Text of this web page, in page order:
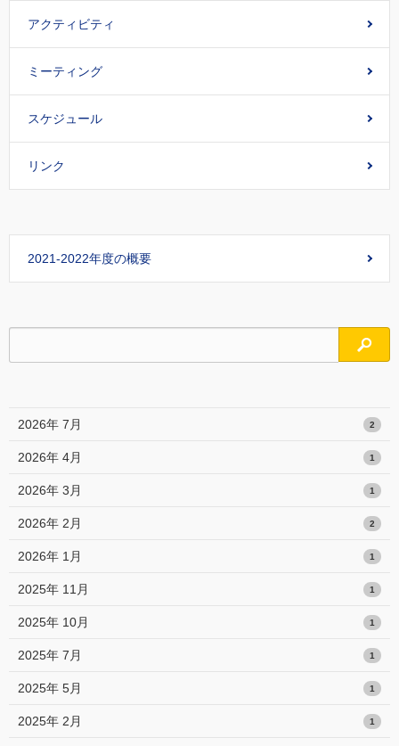
アクティビティ
ミーティング
スケジュール
リンク
2021-2022年度の概要
検索
2026年 7月 2
2026年 4月 1
2026年 3月 1
2026年 2月 2
2026年 1月 1
2025年 11月 1
2025年 10月 1
2025年 7月 1
2025年 5月 1
2025年 2月 1